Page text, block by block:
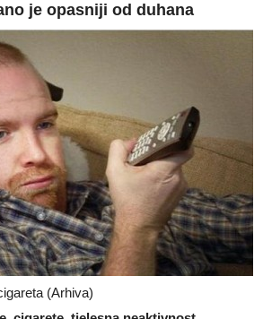
je opasniji od duhana
(Arhiva)